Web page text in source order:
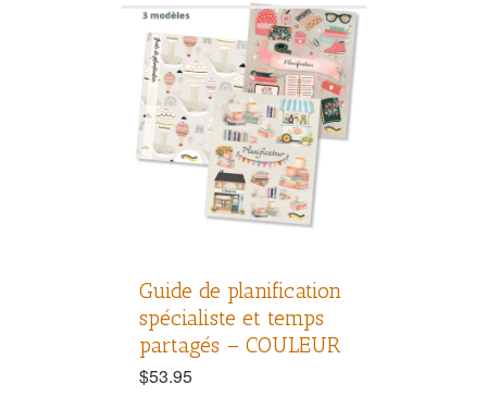
Guide de planification
spécialiste et temps
partagés – COULEUR
$53.95